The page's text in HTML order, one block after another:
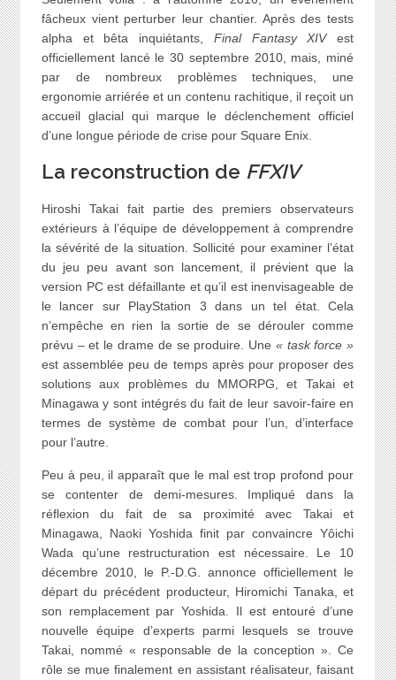
fâcheux vient perturber leur chantier. Après des tests
alpha et bêta inquiétants, Final Fantasy XIVest
officiellement lancé le 30 septembre 2010, mais, miné
par de nombreux problèmes techniques, une
ergonomie arriérée et un contenu rachitique, il reçoit un
accueil glacial qui marque le déclenchement officiel
d’une longue période de crise pour Square Enix.
La reconstruction de FFXIV
Hiroshi Takai fait partie des premiers observateurs
extérieurs à l’équipe de développement à comprendre
la sévérité de la situation. Sollicité pour examiner l’état
du jeu peu avant son lancement, il prévient que la
version PC est défaillante et qu’il est inenvisageable de
le lancer sur PlayStation 3 dans un tel état. Cela
n’empêche en rien la sortie de se dérouler comme
prévu – et le drame de se produire. Une « task force »
est assemblée peu de temps après pour proposer des
solutions aux problèmes du MMORPG, et Takai et
Minagawa y sont intégrés du fait de leur savoir-faire en
termes de système de combat pour l’un, d’interface
pour l’autre.
Peu à peu, il apparaît que le mal est trop profond pour
se contenter de demi-mesures. Impliqué dans la
réflexion du fait de sa proximité avec Takai et
Minagawa, Naoki Yoshida finit par convaincre Yôichi
Wada qu’une restructuration est nécessaire. Le 10
décembre 2010, le P.-D.G. annonce officiellement le
départ du précédent producteur, Hiromichi Tanaka, et
son remplacement par Yoshida. Il est entouré d’une
nouvelle équipe d’experts parmi lesquels se trouve
Takai, nommé « responsable de la conception ». Ce
rôle se mue finalement en assistant réalisateur, faisant